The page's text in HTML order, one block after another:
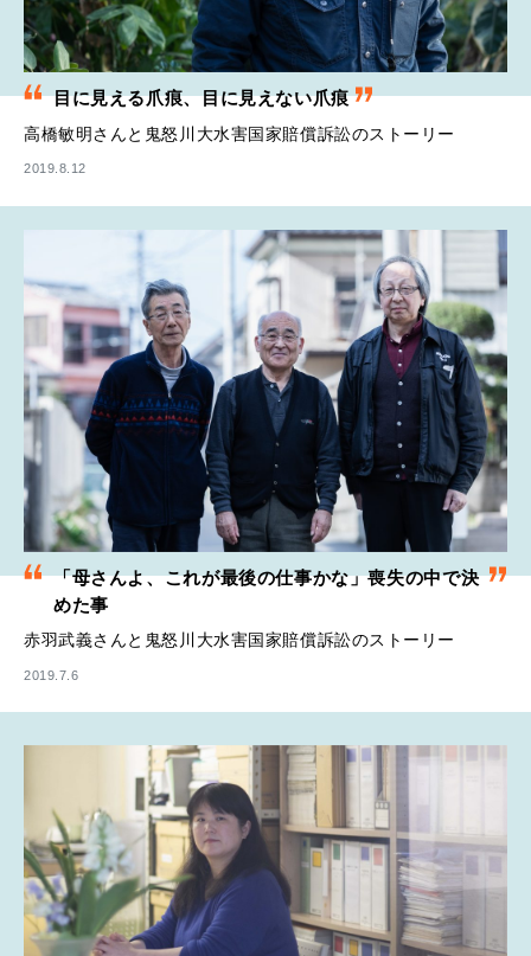
目に見える爪痕、目に見えない爪痕
高橋敏明さんと鬼怒川大水害国家賠償訴訟のストーリー
2019.8.12
「母さんよ、これが最後の仕事かな」 喪失の中で決
めた事
赤羽武義さんと鬼怒川大水害国家賠償訴訟のストーリー
2019.7.6